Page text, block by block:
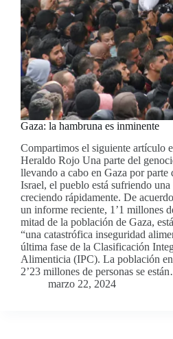
Gaza: la hambruna es inminente
Compartimos el siguiente artículo
Heraldo Rojo Una parte del
llevando a cabo en Gaza por parte
Israel, el pueblo está sufriendo
creciendo rápidamente. De
un informe reciente, 1’1 millones
mitad de la población de Gaza,
“una catastrófica inseguridad
última fase de la Clasificación
Alimenticia (IPC). La población
2’23 millones de personas se
marzo 22, 2024